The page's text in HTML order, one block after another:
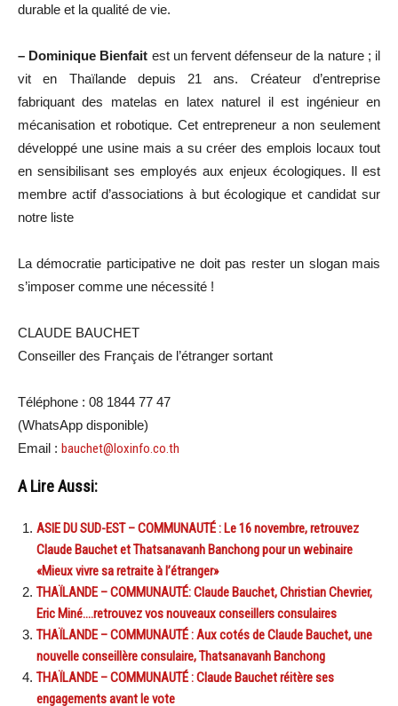
durable et la qualité de vie.
– Dominique Bienfait est un fervent défenseur de la nature ; il
vit en Thaïlande depuis 21 ans. Créateur d’entreprise
fabriquant des matelas en latex naturel il est ingénieur en
mécanisation et robotique. Cet entrepreneur a non seulement
développé une usine mais a su créer des emplois locaux tout
en sensibilisant ses employés aux enjeux écologiques. Il est
membre actif d’associations à but écologique et candidat sur
notre liste
La démocratie participative ne doit pas rester un slogan mais
s’imposer comme une nécessité !
CLAUDE BAUCHET
Conseiller des Français de l’étranger sortant
Téléphone : 08 1844 77 47
(WhatsApp disponible)
Email : bauchet@loxinfo.co.th
A Lire Aussi:
ASIE DU SUD-EST – COMMUNAUTÉ : Le 16 novembre, retrouvez
Claude Bauchet et Thatsanavanh Banchong pour un webinaire
«Mieux vivre sa retraite à l’étranger»
THAÏLANDE – COMMUNAUTÉ: Claude Bauchet, Christian Chevrier,
Eric Miné….retrouvez vos nouveaux conseillers consulaires
THAÏLANDE – COMMUNAUTÉ : Aux cotés de Claude Bauchet, une
nouvelle conseillère consulaire, Thatsanavanh Banchong
THAÏLANDE – COMMUNAUTÉ : Claude Bauchet réitère ses
engagements avant le vote